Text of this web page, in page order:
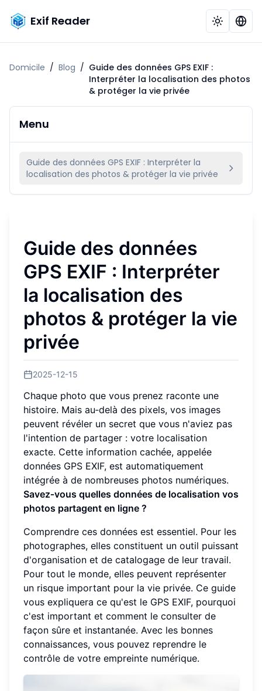
Exif Reader
Domicile / Blog / Guide des données GPS EXIF :
Interpréter la localisation des photos
& protéger la vie privée
Menu
Guide des données GPS EXIF : Interpréter la
localisation des photos & protéger la vie privée
Guide des données
GPS EXIF : Interpréter
la localisation des
photos & protéger la vie
privée
2025-12-15
Chaque photo que vous prenez raconte une
histoire. Mais au‑delà des pixels, vos images
peuvent révéler un secret que vous n'aviez pas
l'intention de partager : votre localisation
exacte. Cette information cachée, appelée
données GPS EXIF, est automatiquement
intégrée à de nombreuses photos numériques.
Savez‑vous quelles données de localisation vos
photos partagent en ligne ?
Comprendre ces données est essentiel. Pour les
photographes, elles constituent un outil puissant
d'organisation et de catalogage de leur travail.
Pour tout le monde, elles peuvent représenter
un risque important pour la vie privée. Ce guide
vous expliquera ce qu'est le GPS EXIF, pourquoi
c'est important et comment le consulter de
façon sûre et instantanée. Avec les bonnes
connaissances, vous pouvez reprendre le
contrôle de votre empreinte numérique.